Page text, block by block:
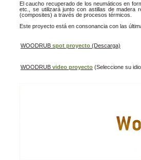
El caucho recuperado de los neumáticos en
etc., se utilizará junto con astillas de madera
(composites) a través de procesos térmicos.
Este proyecto está en consonancia con las
WOODRUB spot proyecto (Descarga)
WOODRUB video proyecto (Seleccione su